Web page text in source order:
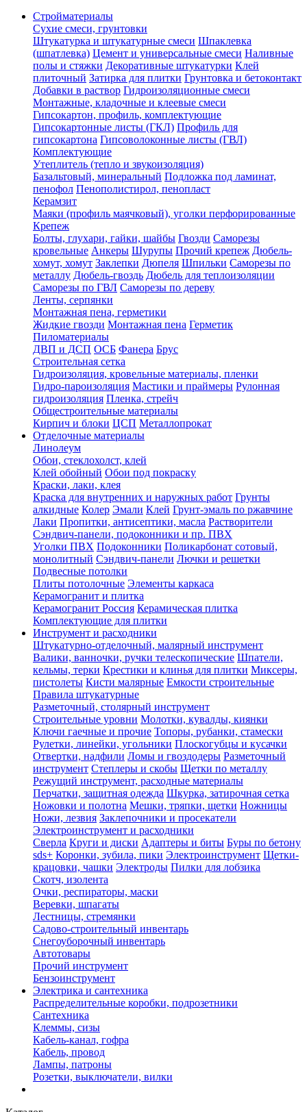
Стройматериалы
Сухие смеси, грунтовки
Штукатурка и штукатурные смеси Шпаклевка
(шпатлевка) Цемент и универсальные смеси Наливные
полы и стяжки Декоративные штукатурки Клей
плиточный Затирка для плитки Грунтовка и бетоконтакт
Добавки в раствор Гидроизоляционные смеси
Монтажные, кладочные и клеевые смеси
Гипсокартон, профиль, комплектующие
Гипсокартонные листы (ГКЛ) Профиль для
гипсокартона Гипсоволоконные листы (ГВЛ)
Комплектующие
Утеплитель (тепло и звукоизоляция)
Базальтовый, минеральный Подложка под ламинат,
пенофол Пенополистирол, пенопласт
Керамзит
Маяки (профиль маячковый), уголки перфорированные
Крепеж
Болты, глухари, гайки, шайбы Гвозди Саморезы
кровельные Анкеры Шурупы Прочий крепеж Дюбель-
хомут, хомут Заклепки Дюпеля Шпильки Саморезы по
металлу Дюбель-гвоздь Дюбель для теплоизоляции
Саморезы по ГВЛ Саморезы по дереву
Ленты, серпянки
Монтажная пена, герметики
Жидкие гвозди Монтажная пена Герметик
Пиломатериалы
ДВП и ДСП ОСБ Фанера Брус
Строительная сетка
Гидроизоляция, кровельные материалы, пленки
Гидро-пароизоляция Мастики и праймеры Рулонная
гидроизоляция Пленка, стрейч
Общестроительные материалы
Кирпич и блоки ЦСП Металлопрокат
Отделочные материалы
Линолеум
Обои, стеклохолст, клей
Клей обойный Обои под покраску
Краски, лаки, клея
Краска для внутренних и наружных работ Грунты
алкидные Колер Эмали Клей Грунт-эмаль по ржавчине
Лаки Пропитки, антисептики, масла Растворители
Сэндвич-панели, подоконники и пр. ПВХ
Уголки ПВХ Подоконники Поликарбонат сотовый,
монолитный Сэндвич-панели Лючки и решетки
Подвесные потолки
Плиты потолочные Элементы каркаса
Керамогранит и плитка
Керамогранит Россия Керамическая плитка
Комплектующие для плитки
Инструмент и расходники
Штукатурно-отделочный, малярный инструмент
Валики, ванночки, ручки телескопические Шпатели,
кельмы, терки Крестики и клинья для плитки Миксеры,
пистолеты Кисти малярные Емкости строительные
Правила штукатурные
Разметочный, столярный инструмент
Строительные уровни Молотки, кувалды, киянки
Ключи гаечные и прочие Топоры, рубанки, стамески
Рулетки, линейки, угольники Плоскогубцы и кусачки
Отвертки, надфили Ломы и гвоздодеры Разметочный
инструмент Степлеры и скобы Щетки по металлу
Режущий инструмент, расходные материалы
Перчатки, защитная одежда Шкурка, затирочная сетка
Ножовки и полотна Мешки, тряпки, щетки Ножницы
Ножи, лезвия Заклепочники и просекатели
Электроинструмент и расходники
Сверла Круги и диски Адаптеры и биты Буры по бетону
sds+ Коронки, зубила, пики Электроинструмент Щетки-
крацовки, чашки Электроды Пилки для лобзика
Скотч, изолента
Очки, респираторы, маски
Веревки, шпагаты
Лестницы, стремянки
Садово-строительный инвентарь
Снегоуборочный инвентарь
Автотовары
Прочий инструмент
Бензоинструмент
Электрика и сантехника
Распределительные коробки, подрозетники
Сантехника
Клеммы, сизы
Кабель-канал, гофра
Кабель, провод
Лампы, патроны
Розетки, выключатели, вилки